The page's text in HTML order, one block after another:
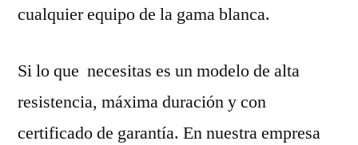
cualquier equipo de la gama blanca.
Si lo que necesitas es un modelo de alta
resistencia, máxima duración y con
certificado de garantía. En nuestra empresa